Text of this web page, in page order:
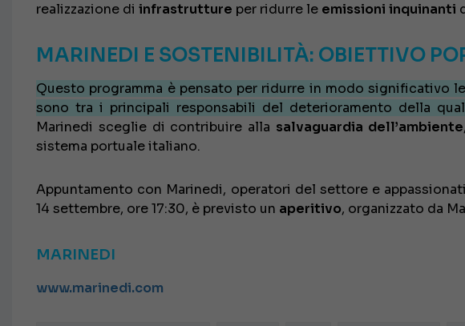
realizzazione di infrastrutture per ridurre le emissioni inquinanti
MARINEDI E SOSTENIBILITÀ: OBIETTIVO
Questo programma è pensato per ridurre in modo significativo
sono tra i principali responsabili del deterioramento della
Marinedi sceglie di contribuire alla salvaguardia dell’ambiente
sistema portuale italiano.
Appuntamento con Marinedi, operatori del settore e
14 settembre, ore 17:30, è previsto un aperitivo, organizzato da
MARINEDI
www.marinedi.com